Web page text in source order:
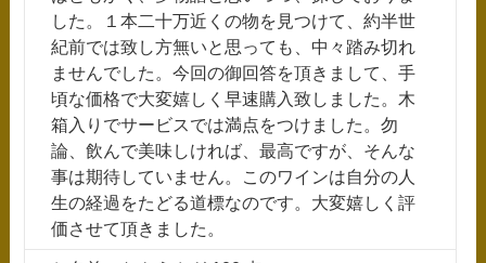
した。１本二十万近くの物を見つけて、約半世
紀前では致し方無いと思っても、中々踏み切れ
ませんでした。今回の御回答を頂きまして、手
頃な価格で大変嬉しく早速購入致しました。木
箱入りでサービスでは満点をつけました。勿
論、飲んで美味しければ、最高ですが、そんな
事は期待していません。このワインは自分の人
生の経過をたどる道標なのです。大変嬉しく評
価させて頂きました。